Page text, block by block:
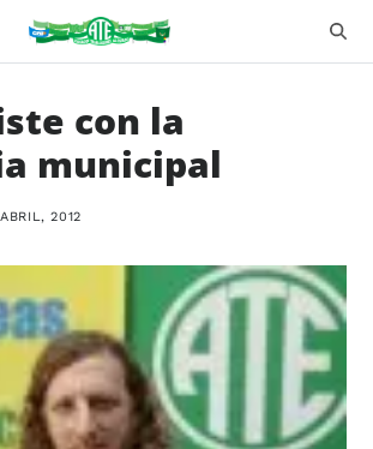
con la
municipal
2012